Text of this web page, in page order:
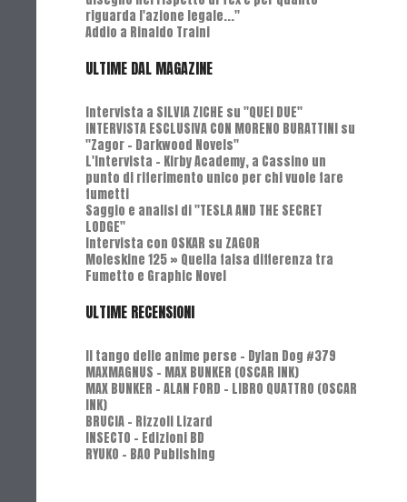
riguarda l'azione legale..."
Addio a Rinaldo Traini
ULTIME DAL MAGAZINE
Intervista a SILVIA ZICHE su "QUEI DUE"
INTERVISTA ESCLUSIVA CON MORENO BURATTINI su
"Zagor - Darkwood Novels"
L'Intervista - Kirby Academy, a Cassino un
punto di riferimento unico per chi vuole fare
fumetti
Saggio e analisi di "TESLA AND THE SECRET
LODGE"
Intervista con OSKAR su ZAGOR
Moleskine 125 » Quella falsa differenza tra
Fumetto e Graphic Novel
ULTIME RECENSIONI
Il tango delle anime perse - Dylan Dog #379
MAXMAGNUS – MAX BUNKER (OSCAR INK)
MAX BUNKER – ALAN FORD – LIBRO QUATTRO (OSCAR
INK)
BRUCIA - Rizzoli Lizard
INSECTO - Edizioni BD
RYUKO - BAO Publishing